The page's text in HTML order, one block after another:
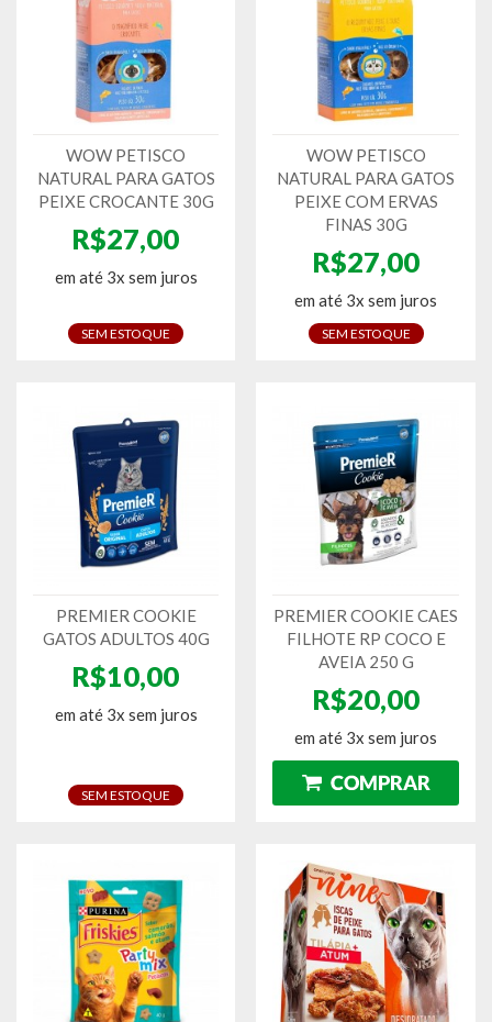
WOW PETISCO
NATURAL PARA GATOS
PEIXE CROCANTE 30G
R$27,00
em até 3x sem juros
SEM ESTOQUE
WOW PETISCO
NATURAL PARA GATOS
PEIXE COM ERVAS
FINAS 30G
R$27,00
em até 3x sem juros
SEM ESTOQUE
PREMIER COOKIE
GATOS ADULTOS 40G
R$10,00
em até 3x sem juros
SEM ESTOQUE
PREMIER COOKIE CAES
FILHOTE RP COCO E
AVEIA 250 G
R$20,00
em até 3x sem juros